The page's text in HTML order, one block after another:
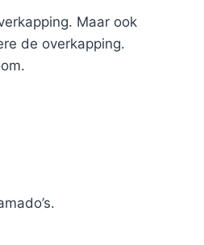
Maar ook
de overkapping.